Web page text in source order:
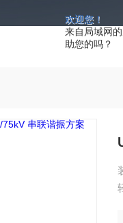
欢迎您！
来自局域网
助您的吗？